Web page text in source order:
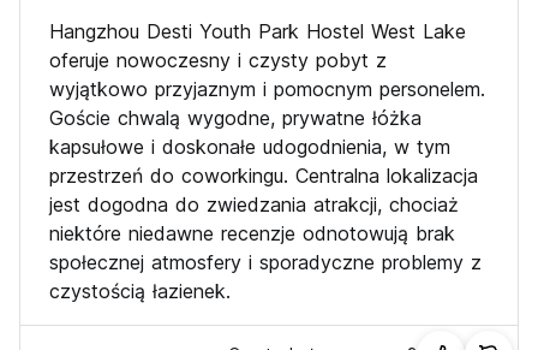
Hangzhou Desti Youth Park Hostel West Lake
oferuje nowoczesny i czysty pobyt z
wyjątkowo przyjaznym i pomocnym personelem.
Goście chwalą wygodne, prywatne łóżka
kapsułowe i doskonałe udogodnienia, w tym
przestrzeń do coworkingu. Centralna lokalizacja
jest dogodna do zwiedzania atrakcji, chociaż
niektóre niedawne recenzje odnotowują brak
społecznej atmosfery i sporadyczne problemy z
czystością łazienek.